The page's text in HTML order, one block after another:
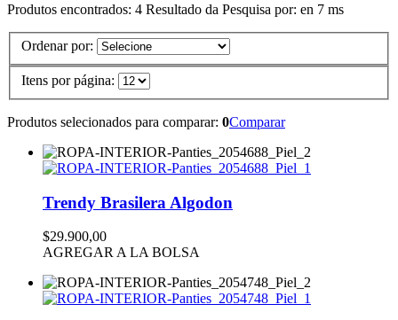
Produtos encontrados: 4 Resultado da Pesquisa por: en 7 ms
Ordenar por:
Itens por página:
Produtos selecionados para comparar: 0Comparar
Trendy Brasilera Algodon
$29.900,00
AGREGAR A LA BOLSA